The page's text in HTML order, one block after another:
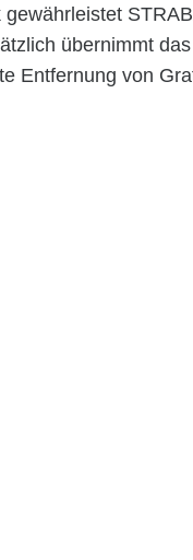
übernimmt
Entfernung von